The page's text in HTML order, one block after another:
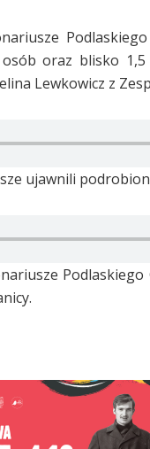
oraz blisko
Lewkowicz z
ujawnili